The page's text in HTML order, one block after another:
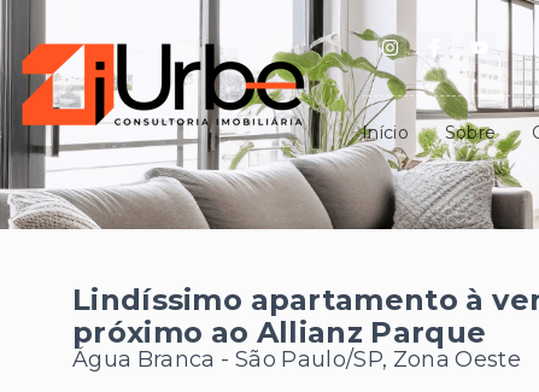
Início Sobre
Lindíssimo apartamento à
próximo ao Allianz Parque
Água Branca - São Paulo/SP, Zona Oeste